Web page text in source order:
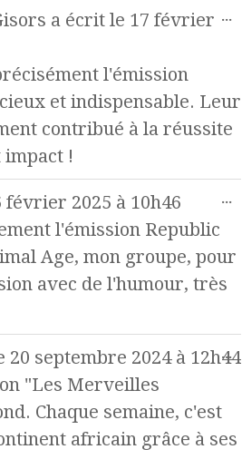
a écrit le 17 février
l'émission
et indispensable. Leur
contribué à la réussite
!
...
février 2025 à 10h46
l'émission Republic
Age, mon groupe, pour
avec de l'humour, très
...
20 septembre 2024 à 12h44
"Les Merveilles
Chaque semaine, c'est
africain grâce à ses
...